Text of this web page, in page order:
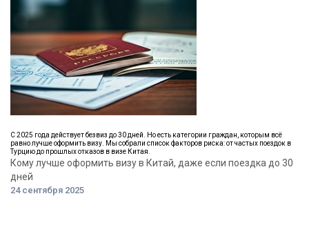
С 2025 года действует безвиз до 30 дней. Но есть категории граждан, которым всё
равно лучше оформить визу. Мы собрали список факторов риска: от частых поездок в
Турцию до прошлых отказов в визе Китая.
Кому лучше оформить визу в Китай, даже если поездка до 30
дней
24 сентября 2025